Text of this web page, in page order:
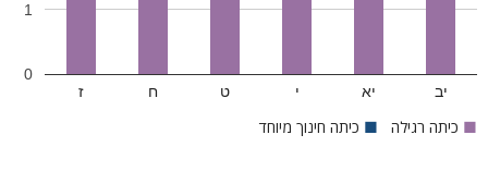
ז ח ט י יא יב
0
1
■ כיתה רגילה ■ כיתה חינוך מיוחד